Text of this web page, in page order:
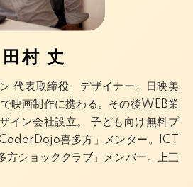
田村 丈
代表取締役。デザイナー。日映美
映画制作に携わる。その後WEB業
イン会社設立。 子ども向け無料プ
喜多方」メンター。ICT
方ショッククラブ」メンバー。上三